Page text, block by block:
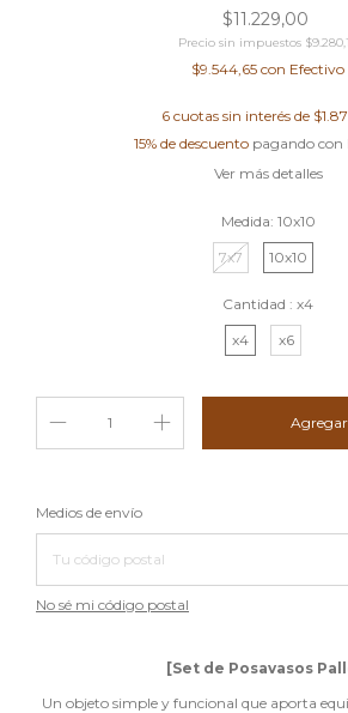
$11.229,00
Precio sin impuestos
$9.544,65 con Efectivo
6 cuotas sin interés de
15% de descuento pagando con
Ver más detalles
Medida: 10x10
7x7
10x10
Cantidad : x4
x4
x6
Entregas para el CP:
Medios de envío
No sé mi código postal
[Set de Posavasos
Un objeto simple y funcional que aporta